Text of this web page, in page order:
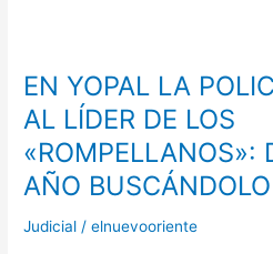
EN YOPAL LA
AL LÍDER DE LOS
«ROMPELLANOS»:
AÑO BUSCÁNDOLO
Judicial /elnuevooriente